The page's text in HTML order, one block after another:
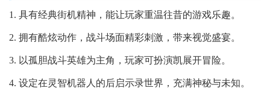
1. 具有经典街机精神，能让玩家重温往昔的游戏乐趣。
2. 拥有酷炫动作，战斗场面精彩刺激，带来视觉盛宴。
3. 以孤胆战斗英雄为主角，玩家可扮演凯展开冒险。
4. 设定在灵智机器人的后启示录世界，充满神秘与未知。